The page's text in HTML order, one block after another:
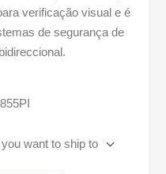
verificação visual e é
de segurança de
want to ship to